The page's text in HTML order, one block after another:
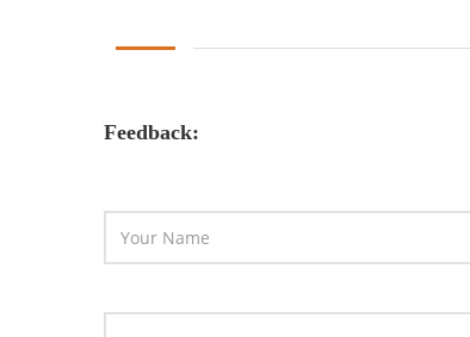
Feedback: